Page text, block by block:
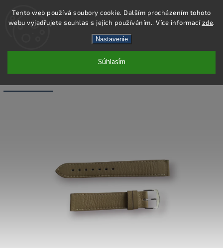
Tento web používá soubory cookie. Dalším procházením tohoto
webu vyjadřujete souhlas s jejich používáním.. Více informacízde.
Nastavenie
Súhlasím
Hľadať
WB012-18 - KOŽENÝ REMIENOK -